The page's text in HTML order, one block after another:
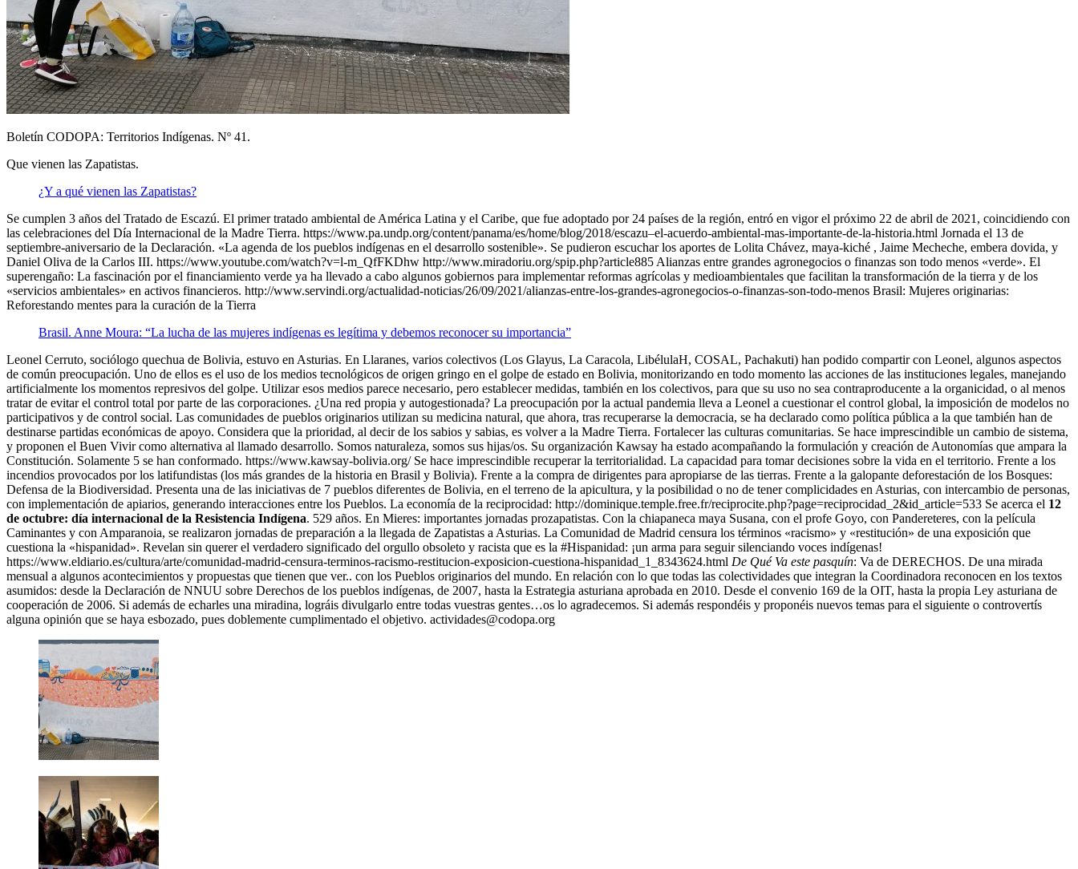
Boletín CODOPA: Territorios Indígenas. Nº 41.
Que vienen las Zapatistas.
¿Y a qué vienen las Zapatistas?
Se cumplen 3 años del Tratado de Escazú. El primer tratado ambiental de América Latina y el Caribe, que fue adoptado por 24 países de la región, entró en vigor el próximo 22 de abril de 2021, coincidiendo con
las celebraciones del Día Internacional de la Madre Tierra. https://www.pa.undp.org/content/panama/es/home/blog/2018/escazu–el-acuerdo-ambiental-mas-importante-de-la-historia.html Jornada el 13 de
septiembre-aniversario de la Declaración. «La agenda de los pueblos indígenas en el desarrollo sostenible». Se pudieron escuchar los aportes de Lolita Chávez, maya-kiché , Jaime Mecheche, embera dovida, y
Daniel Oliva de la Carlos III. https://www.youtube.com/watch?v=l-m_QfFKDhw http://www.miradoriu.org/spip.php?article885 Alianzas entre grandes agronegocios o finanzas son todo menos «verde». El
superengaño: La fascinación por el financiamiento verde ya ha llevado a cabo algunos gobiernos para implementar reformas agrícolas y medioambientales que facilitan la transformación de la tierra y de los
«servicios ambientales» en activos financieros. http://www.servindi.org/actualidad-noticias/26/09/2021/alianzas-entre-los-grandes-agronegocios-o-finanzas-son-todo-menos Brasil: Mujeres originarias:
Reforestando mentes para la curación de la Tierra
Brasil. Anne Moura: “La lucha de las mujeres indígenas es legítima y debemos reconocer su importancia”
Leonel Cerruto, sociólogo quechua de Bolivia, estuvo en Asturias. En Llaranes, varios colectivos (Los Glayus, La Caracola, LibélulaH, COSAL, Pachakuti) han podido compartir con Leonel, algunos aspectos
de común preocupación. Uno de ellos es el uso de los medios tecnológicos de origen gringo en el golpe de estado en Bolivia, monitorizando en todo momento las acciones de las instituciones legales, manejando
artificialmente los momentos represivos del golpe. Utilizar esos medios parece necesario, pero establecer medidas, también en los colectivos, para que su uso no sea contraproducente a la organicidad, o al menos
tratar de evitar el control total por parte de las corporaciones. ¿Una red propia y autogestionada? La preocupación por la actual pandemia lleva a Leonel a cuestionar el control global, la imposición de modelos no
participativos y de control social. Las comunidades de pueblos originarios utilizan su medicina natural, que ahora, tras recuperarse la democracia, se ha declarado como política pública a la que también han de
destinarse partidas económicas de apoyo. Considera que la prioridad, al decir de los sabios y sabias, es volver a la Madre Tierra. Fortalecer las culturas comunitarias. Se hace imprescindible un cambio de sistema,
y proponen el Buen Vivir como alternativa al llamado desarrollo. Somos naturaleza, somos sus hijas/os. Su organización Kawsay ha estado acompañando la formulación y creación de Autonomías que ampara la
Constitución. Solamente 5 se han conformado. https://www.kawsay-bolivia.org/ Se hace imprescindible recuperar la territorialidad. La capacidad para tomar decisiones sobre la vida en el territorio. Frente a los
incendios provocados por los latifundistas (los más grandes de la historia en Brasil y Bolivia). Frente a la compra de dirigentes para apropiarse de las tierras. Frente a la galopante deforestación de los Bosques:
Defensa de la Biodiversidad. Presenta una de las iniciativas de 7 pueblos diferentes de Bolivia, en el terreno de la apicultura, y la posibilidad o no de tener complicidades en Asturias, con intercambio de personas,
con implementación de apiarios, generando interacciones entre los Pueblos. La economía de la reciprocidad: http://dominique.temple.free.fr/reciprocite.php?page=reciprocidad_2&id_article=533 Se acerca el 12
de octubre: día internacional de la Resistencia Indígena. 529 años. En Mieres: importantes jornadas prozapatistas. Con la chiapaneca maya Susana, con el profe Goyo, con Pandereteres, con la película
Caminantes y con Amparanoia, se realizaron jornadas de preparación a la llegada de Zapatistas a Asturias. La Comunidad de Madrid censura los términos «racismo» y «restitución» de una exposición que
cuestiona la «hispanidad». Revelan sin querer el verdadero significado del orgullo obsoleto y racista que es la #Hispanidad: ¡un arma para seguir silenciando voces indígenas!
https://www.eldiario.es/cultura/arte/comunidad-madrid-censura-terminos-racismo-restitucion-exposicion-cuestiona-hispanidad_1_8343624.html De Qué Va este pasquín: Va de DERECHOS. De una mirada
mensual a algunos acontecimientos y propuestas que tienen que ver.. con los Pueblos originarios del mundo. En relación con lo que todas las colectividades que integran la Coordinadora reconocen en los textos
asumidos: desde la Declaración de NNUU sobre Derechos de los pueblos indígenas, de 2007, hasta la Estrategia asturiana aprobada en 2010. Desde el convenio 169 de la OIT, hasta la propia Ley asturiana de
cooperación de 2006. Si además de echarles una miradina, lográis divulgarlo entre todas vuestras gentes…os lo agradecemos. Si además respondéis y proponéis nuevos temas para el siguiente o controvertís
alguna opinión que se haya esbozado, pues doblemente cumplimentado el objetivo. actividades@codopa.org